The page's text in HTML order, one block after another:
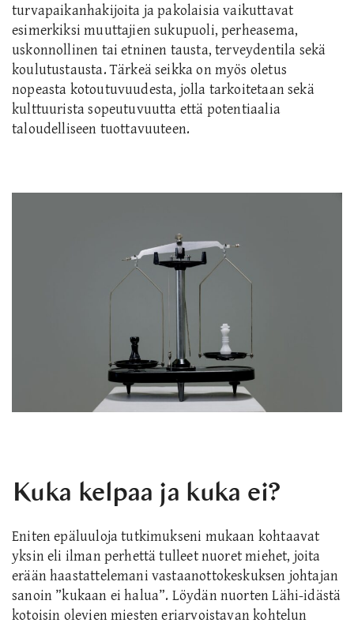
turvapaikanhakijoita ja pakolaisia vaikuttavat
esimerkiksi muuttajien sukupuoli, perheasema,
uskonnollinen tai etninen tausta, terveydentila sekä
koulutustausta. Tärkeä seikka on myös oletus
nopeasta kotoutuvuudesta, jolla tarkoitetaan sekä
kulttuurista sopeutuvuutta että potentiaalia
taloudelliseen tuottavuuteen.
Kuka kelpaa ja kuka ei?
Eniten epäluuloja tutkimukseni mukaan kohtaavat
yksin eli ilman perhettä tulleet nuoret miehet, joita
erään haastattelemani vastaanottokeskuksen johtajan
sanoin ”kukaan ei halua”. Löydän nuorten Lähi-idästä
kotoisin olevien miesten eriarvoistavan kohtelun